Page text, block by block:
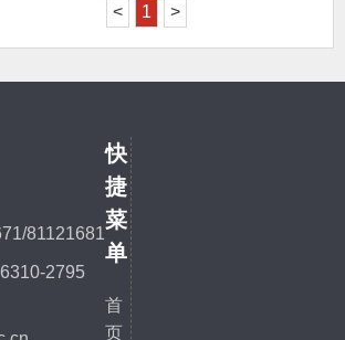
户提供的产品说明和参考样
品，对原材料，零部件、配
件、半成品和部分成品进行
存在的问题并提出建议，确
保产品符合客户的要求。
局占据近50%的市场份额，
参考海外发展的经验，政府
背景的机构参与检测，与检
测机构作为第三方的独立性
是有冲突的，在欧美国家尤
其是美国，国有机构出具的
检验报告不被认可，因此，
品质和位置是否正确，是否
符合资料上的要求。检查大
货款式是否与原样一致，资
料上有些需要大货中改进的
地方是否有改进。同时检查
服装上的面料、里布、钮
扣、铆钉、拉链等的品质和
< 1 >
81121681
2795
快
捷
菜
单
首
页